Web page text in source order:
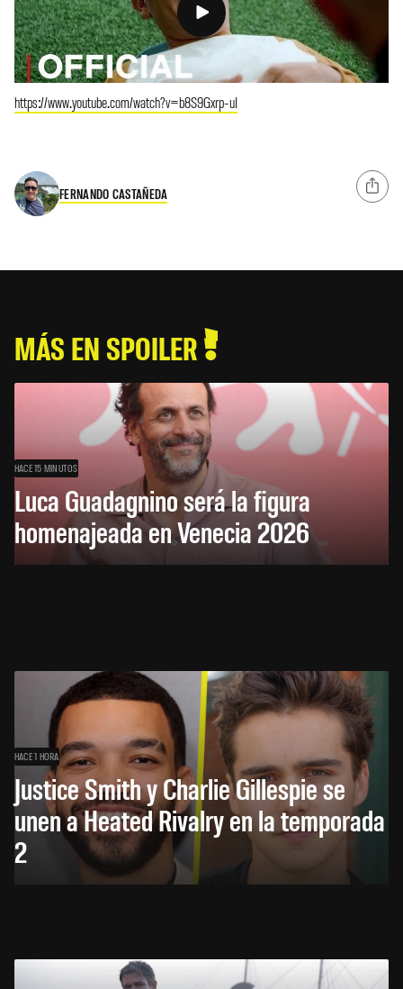
https://www.youtube.com/watch?v=b8S9Gxrp-uI
FERNANDO CASTAÑEDA
MÁS EN SPOILER
HACE 15 MINUTOS
Luca Guadagnino será la figura
homenajeada en Venecia 2026
HACE 1 HORA
Justice Smith y Charlie Gillespie se
unen a Heated Rivalry en la temporada
2